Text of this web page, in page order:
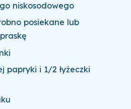
niskosodowego
posiekane lub
papryki i 1/2 łyżeczki